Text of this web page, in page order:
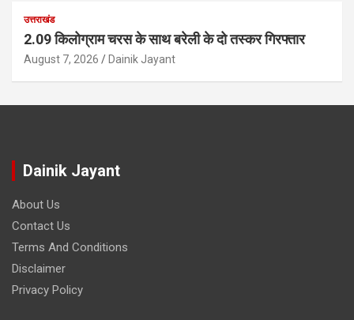
उत्तराखंड
2.09 किलोग्राम चरस के साथ बरेली के दो तस्कर गिरफ्तार
August 7, 2026 Dainik Jayant
Dainik Jayant
About Us
Contact Us
Terms And Conditions
Disclaimer
Privacy Policy